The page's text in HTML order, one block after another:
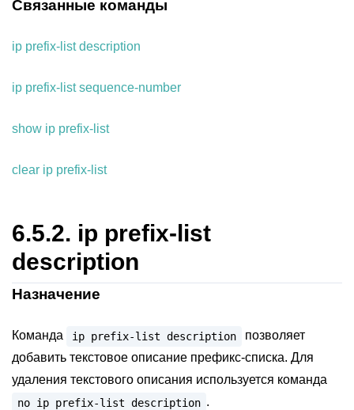
Связанные команды
ip prefix-list description
ip prefix-list sequence-number
show ip prefix-list
clear ip prefix-list
6.5.2. ip prefix-list
description
Назначение
Команда ip prefix-list description
позволяет
добавить текстовое описание префикс-списка. Для
удаления текстового описания используется команда
no ip prefix-list description .